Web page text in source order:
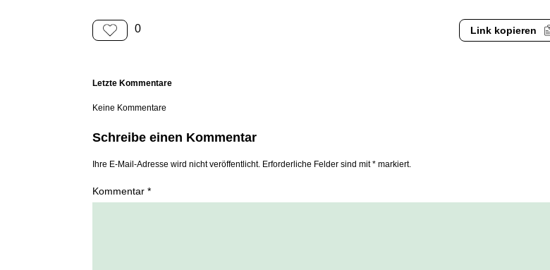
0 Link kopieren
Letzte Kommentare
Keine Kommentare
Schreibe einen Kommentar
Ihre E-Mail-Adresse wird nicht veröffentlicht. Erforderliche Felder sind mit * markiert.
Kommentar *